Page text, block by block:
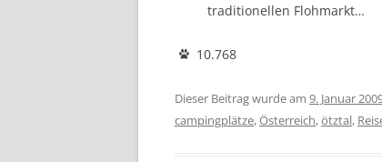
traditionellen Flohmarkt…
10.768
Dieser Beitrag wurde am 9. Januar
campingplätze,Österreich,ötztal,